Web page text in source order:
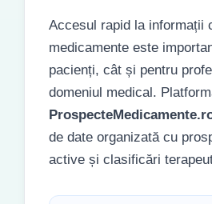
Accesul rapid la informații
medicamente este
pacienți, cât și pentru
domeniul medical.
de date organizată cu
active și clasificări